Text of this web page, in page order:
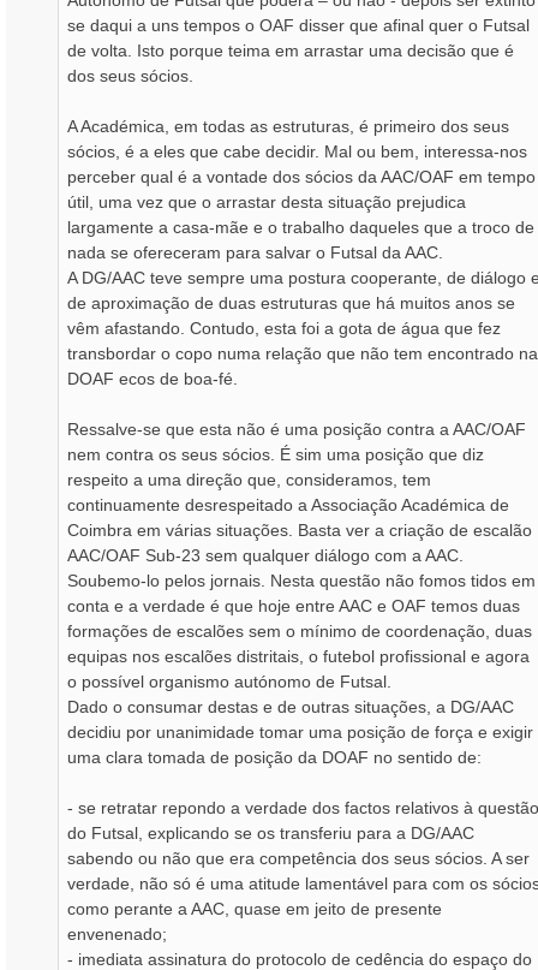
se daqui a uns tempos o OAF disser que afinal quer o Futsal
de volta. Isto porque teima em arrastar uma decisão que é
dos seus sócios.
A Académica, em todas as estruturas, é primeiro dos seus
sócios, é a eles que cabe decidir. Mal ou bem, interessa-nos
perceber qual é a vontade dos sócios da AAC/OAF em tempo
útil, uma vez que o arrastar desta situação prejudica
largamente a casa-mãe e o trabalho daqueles que a troco de
nada se ofereceram para salvar o Futsal da AAC.
A DG/AAC teve sempre uma postura cooperante, de diálogo
de aproximação de duas estruturas que há muitos anos se
vêm afastando. Contudo, esta foi a gota de água que fez
transbordar o copo numa relação que não tem encontrado na
DOAF ecos de boa-fé.
Ressalve-se que esta não é uma posição contra a AAC/OAF
nem contra os seus sócios. É sim uma posição que diz
respeito a uma direção que, consideramos, tem
continuamente desrespeitado a Associação Académica de
Coimbra em várias situações. Basta ver a criação de escalão
AAC/OAF Sub-23 sem qualquer diálogo com a AAC.
Soubemo-lo pelos jornais. Nesta questão não fomos tidos em
conta e a verdade é que hoje entre AAC e OAF temos duas
formações de escalões sem o mínimo de coordenação, duas
equipas nos escalões distritais, o futebol profissional e agora
o possível organismo autónomo de Futsal.
Dado o consumar destas e de outras situações, a DG/AAC
decidiu por unanimidade tomar uma posição de força e exigir
uma clara tomada de posição da DOAF no sentido de:
- se retratar repondo a verdade dos factos relativos à questão
do Futsal, explicando se os transferiu para a DG/AAC
sabendo ou não que era competência dos seus sócios. A ser
verdade, não só é uma atitude lamentável para com os
como perante a AAC, quase em jeito de presente
envenenado;
- imediata assinatura do protocolo de cedência do espaço do